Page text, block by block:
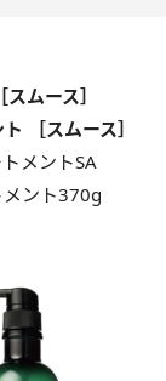
ムース］
［スムース］
メントSA
ント370g